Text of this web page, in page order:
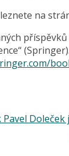
na
Doleček